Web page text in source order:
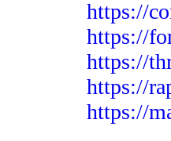
https://
https://
https://
https://
https://